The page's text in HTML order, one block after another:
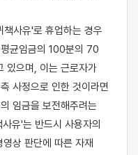
사유'로 휴업하는 경우
균임금의 100분의 70
있으며, 이는 근로자가
사정으로 인한 것이라면
임금을 보전해주려는
유'는 반드시 사용자의
상 판단에 따른 자재